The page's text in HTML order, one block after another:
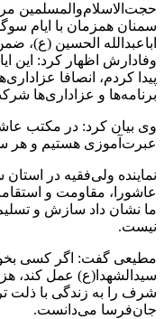
حجت‌الاسلام‌والمسلمین
سمنان همزمان با ایام
اباعبدالله الحسین (ع)،
وفادارش اظهار کرد: این
پیدا کردم، انصافا
برنامه‌ها و عزاداری‌ها
وی بیان کرد: در مکتب
عبرت‌آموزی هستیم و هر
نماینده ولی‌فقیه در
عاشورا، مقاومت و
ما نشان داد سازش و
نیست.
مطیعی گفت: اگر کسی
سیدالشهدا(ع) عمل کند،
شرف را به زندگی با ذلت
جان‌فرسا می‌دانست.